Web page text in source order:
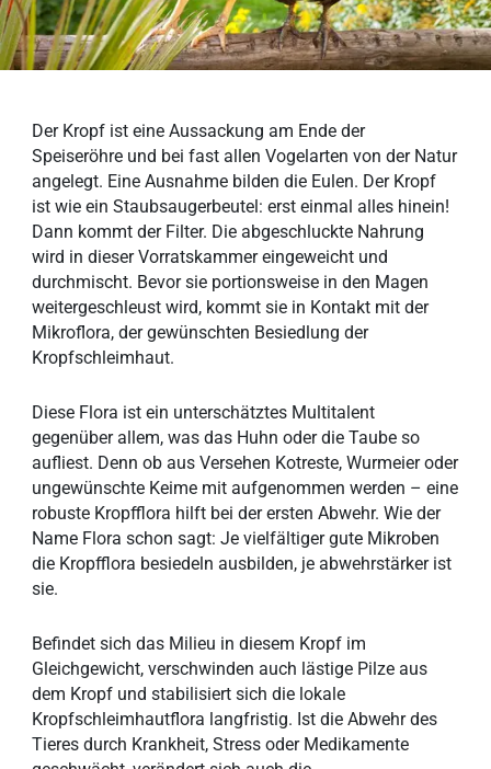
Der Kropf ist eine Aussackung am Ende der
Speiseröhre und bei fast allen Vogelarten von der Natur
angelegt. Eine Ausnahme bilden die Eulen. Der Kropf
ist wie ein Staubsaugerbeutel: erst einmal alles hinein!
Dann kommt der Filter. Die abgeschluckte Nahrung
wird in dieser Vorratskammer eingeweicht und
durchmischt. Bevor sie portionsweise in den Magen
weitergeschleust wird, kommt sie in Kontakt mit der
Mikroflora, der gewünschten Besiedlung der
Kropfschleimhaut.
Diese Flora ist ein unterschätztes Multitalent
gegenüber allem, was das Huhn oder die Taube so
aufliest. Denn ob aus Versehen Kotreste, Wurmeier oder
ungewünschte Keime mit aufgenommen werden – eine
robuste Kropfflora hilft bei der ersten Abwehr. Wie der
Name Flora schon sagt: Je vielfältiger gute Mikroben
die Kropfflora besiedeln ausbilden, je abwehrstärker ist
sie.
Befindet sich das Milieu in diesem Kropf im
Gleichgewicht, verschwinden auch lästige Pilze aus
dem Kropf und stabilisiert sich die lokale
Kropfschleimhautflora langfristig. Ist die Abwehr des
Tieres durch Krankheit, Stress oder Medikamente